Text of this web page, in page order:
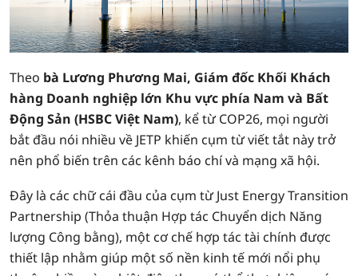
Theo bà Lương Phương Mai, Giám đốc Khối Khách
hàng Doanh nghiệp lớn Khu vực phía Nam và Bất
Động Sản (HSBC Việt Nam), kể từ COP26, mọi người
bắt đầu nói nhiều về JETP khiến cụm từ viết tắt này trở
nên phổ biến trên các kênh báo chí và mạng xã hội.
Đây là các chữ cái đầu của cụm từ Just Energy Transition
Partnership (Thỏa thuận Hợp tác Chuyển dịch Năng
lượng Công bằng), một cơ chế hợp tác tài chính được
thiết lập nhằm giúp một số nền kinh tế mới nổi phụ